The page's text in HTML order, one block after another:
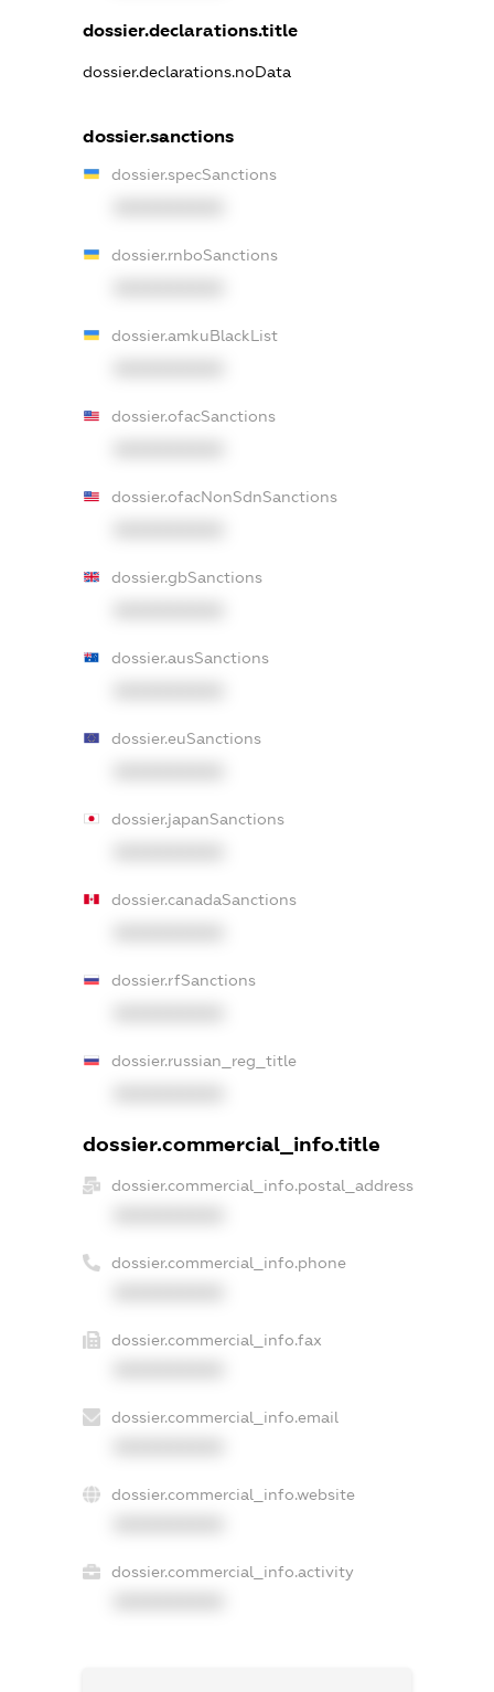
dossier.declarations.title
dossier.declarations.noData
dossier.sanctions
dossier.specSanctions
dossier.rnboSanctions
dossier.amkuBlackList
dossier.ofacSanctions
dossier.ofacNonSdnSanctions
dossier.gbSanctions
dossier.ausSanctions
dossier.euSanctions
dossier.japanSanctions
dossier.canadaSanctions
dossier.rfSanctions
dossier.russian_reg_title
dossier.commercial_info.title
dossier.commercial_info.postal_address
dossier.commercial_info.phone
dossier.commercial_info.fax
dossier.commercial_info.email
dossier.commercial_info.website
dossier.commercial_info.activity